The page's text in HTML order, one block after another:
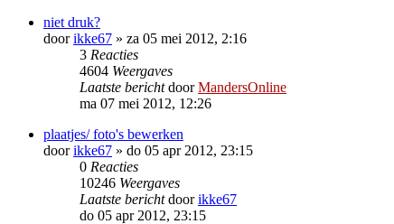
niet druk?
doorikke67 » za 05 mei 2012, 2:16
3 Reacties
4604 Weergaves
Laatste berichtdoorMandersOnline
ma 07 mei 2012, 12:26
plaatjes/ foto's bewerken
doorikke67 » do 05 apr 2012, 23:15
0 Reacties
10246 Weergaves
Laatste berichtdoorikke67
do 05 apr 2012, 23:15